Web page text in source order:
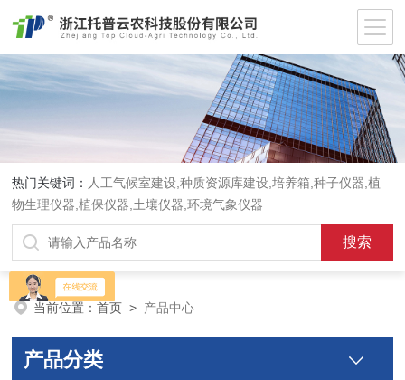
热门关键词： 人工气候室建设,种质资源库建设,培养箱,种子仪器,植
物生理仪器,植保仪器,土壤仪器,环境气象仪器
当前位置：首页 > 产品中心
产品分类